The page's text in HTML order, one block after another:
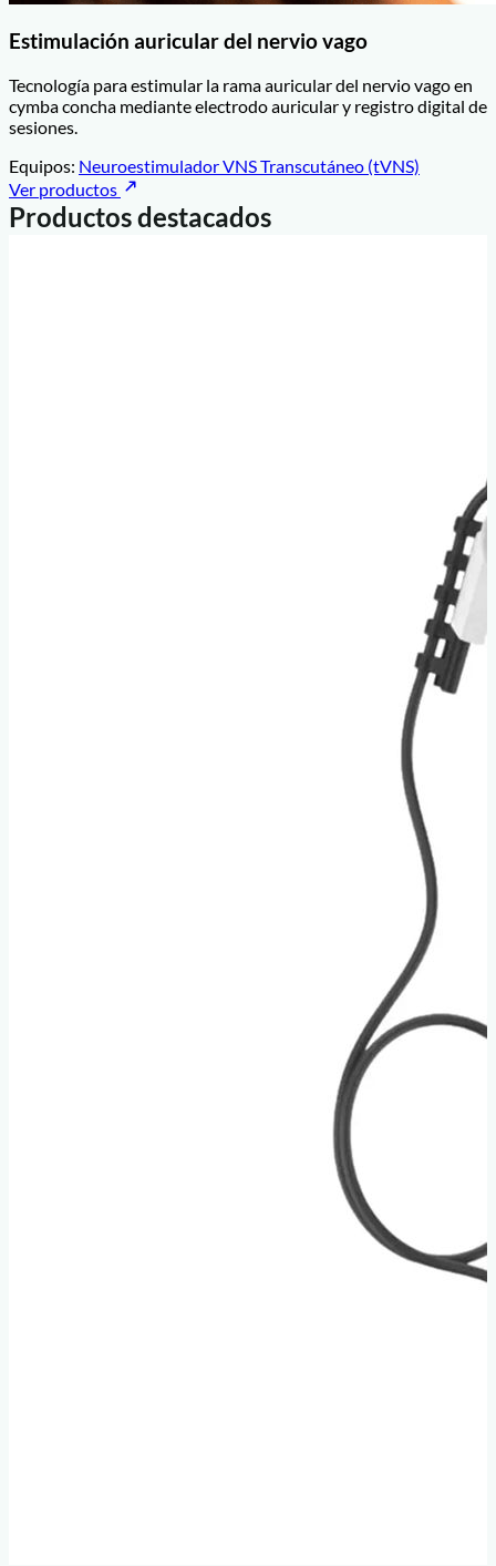
Estimulación auricular del nervio vago
Tecnología para estimular la rama auricular del nervio vago en
cymba concha mediante electrodo auricular y registro digital de
sesiones.
Equipos: Neuroestimulador VNS Transcutáneo (tVNS)
Ver productos
Productos destacados